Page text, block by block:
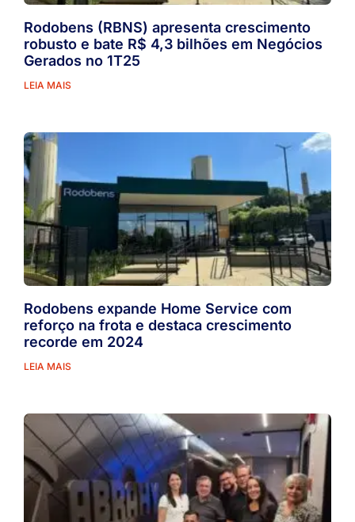
Rodobens (RBNS) apresenta crescimento
robusto e bate R$ 4,3 bilhões em Negócios
Gerados no 1T25
LEIA MAIS
Rodobens expande Home Service com
reforço na frota e destaca crescimento
recorde em 2024
LEIA MAIS